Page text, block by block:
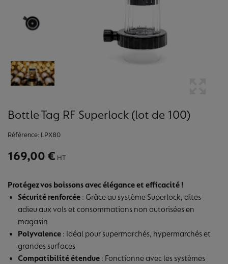
Bottle Tag RF Superlock (lot de 100)
Référence: LPX80
169,00 € HT
Protégez vos boissons avec élégance et efficacité !
Sécurité renforcée : Grâce au système Superlock, dites
adieu aux vols et consommations non autorisées en
magasin
Polyvalence : Idéal pour supermarchés, hypermarchés et
grandes surfaces
Compatibilitéétendue : Fonctionne avec les systèmes